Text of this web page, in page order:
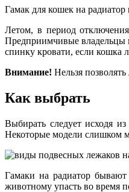
Гамак для кошек на
Летом, в период
Предприимчивые владельцы
спинку кровати, если кошка
Внимание! Нельзя
Как выбрать
Выбирать следует исходя
Некоторые модели слишком
Гамаки на радиатор
животному упасть во время